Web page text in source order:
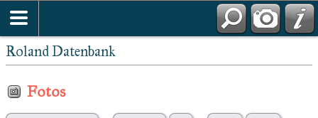
Roland Datenbank
Fotos